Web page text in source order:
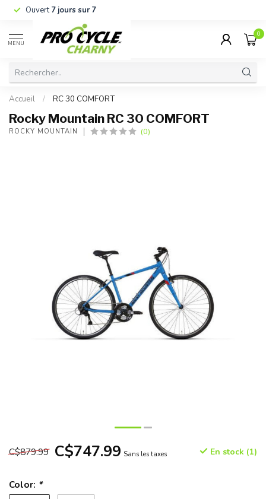
Ouvert7 jours sur 7
MENU
0
Accueil / RC 30 COMFORT
Rocky Mountain RC 30 COMFORT
ROCKY MOUNTAIN (0)
C$879.99 C$747.99 Sans les taxes En stock (1)
Color: *